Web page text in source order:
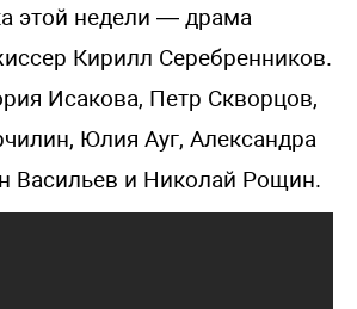
этой недели — драма
Кирилл Серебренников.
Исакова, Петр Скворцов,
Юлия Ауг, Александра
Васильев и Николай Рощин.